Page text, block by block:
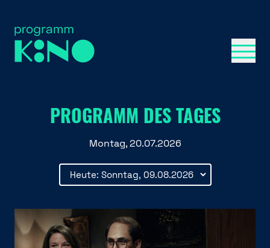
PROGRAMM DES TAGES
Montag, 20.07.2026